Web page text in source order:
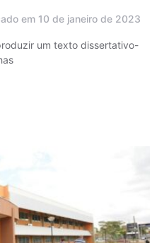
em 10 de janeiro de 2023
um texto dissertativo-